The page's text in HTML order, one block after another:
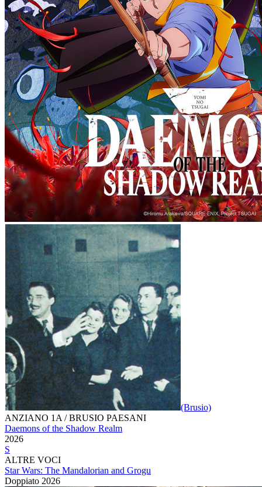
(Brusio)
ANZIANO 1A / BRUSIO PAESANI
Daemons of the Shadow Realm
2026
S
ALTRE VOCI
Star Wars: The Mandalorian and Grogu
Doppiato 2026